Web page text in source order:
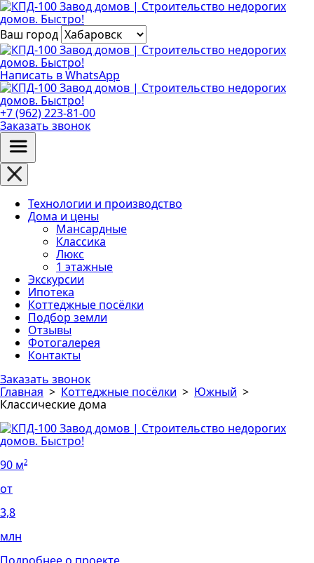
Ваш город
Написать в WhatsApp
+7 (962) 223-81-00
Заказать звонок
Технологии и производство
Дома и цены
Мансардные
Классика
Люкс
1 этажные
Экскурсии
Ипотека
Коттеджные посёлки
Подбор земли
Отзывы
Фотогалерея
Контакты
Заказать звонок
Главная > Коттеджные посёлки > Южный >
Классические дома
90 м2
от
3,8
млн